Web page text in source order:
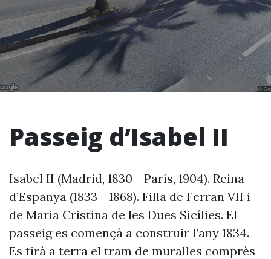
Passeig d’Isabel II
Isabel II (Madrid, 1830 - París, 1904). Reina
d’Espanya (1833 - 1868). Filla de Ferran VII i
de Maria Cristina de les Dues Sicílies. El
passeig es començà a construir l’any 1834.
Es tirà a terra el tram de muralles comprès